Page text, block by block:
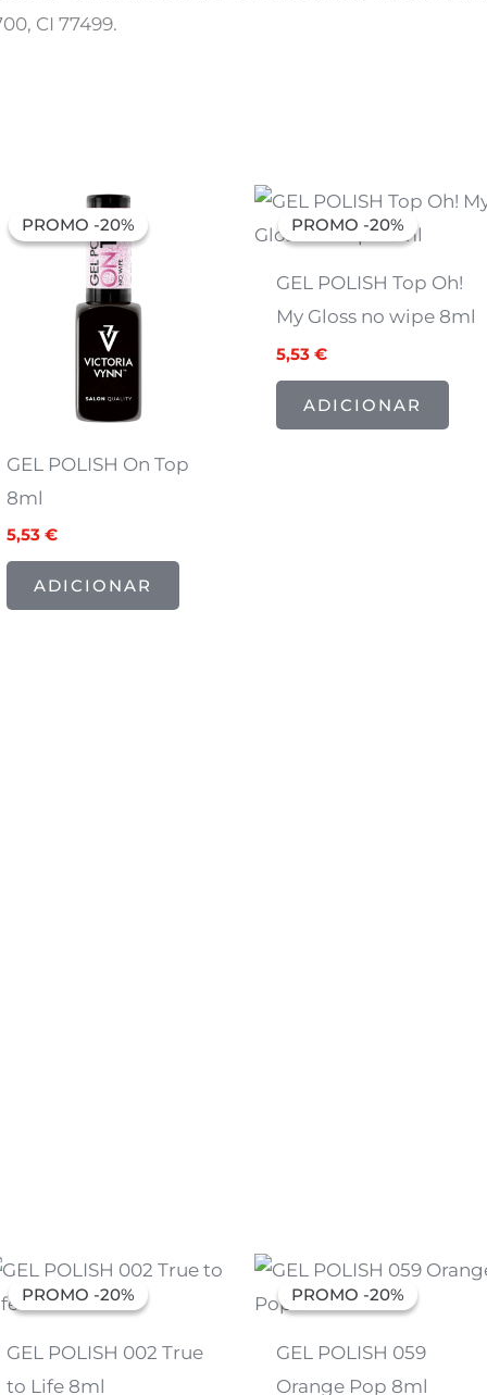
CI 77499.
PROMO -20%
PROMO -20%
GEL POLISH On Top
8ml
preço
original
5,53€
preço
atual
5,53 €.
ADICIONAR
PROMO -20%
PROMO -20%
GEL POLISH Top Oh!
My Gloss no wipe 8ml
O
preço
original
6,91 €.
5,53€
O
preço
atual
5,53 €.
ADICIONAR
PROMO -20%
PROMO -20%
GEL POLISH 002 True
to Life 8ml
O
preço
original
6,91 €.
O
preço
atual
5,53 €.
PROMO -20%
PROMO -20%
GEL POLISH 059
Orange Pop 8ml
O
preço
original
6,91 €.
O
preço
atual
5,53 €.